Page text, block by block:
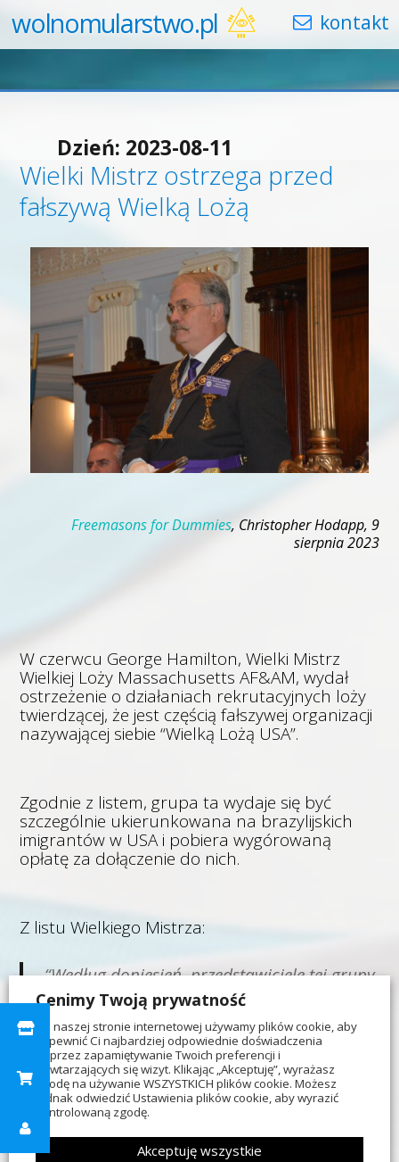
wolnomularstwo.pl
Dzień: 2023-08-11
Wielki Mistrz ostrzega przed
fałszywą Wielką Lożą
Freemasons for Dummies, Christopher Hodapp, 9
sierpnia 2023
W czerwcu George Hamilton, Wielki Mistrz
Wielkiej Loży Massachusetts AF&AM, wydał
ostrzeżenie o działaniach rekrutacyjnych loży
twierdzącej, że jest częścią fałszywej organizacji
nazywającej siebie “Wielką Lożą USA”.
Zgodnie z listem, grupa ta wydaje się być
szczególnie ukierunkowana na brazylijskich
imigrantów w USA i pobiera wygórowaną
opłatę za dołączenie do nich.
Z listu Wielkiego Mistrza:
“Według doniesień, przedstawiciele tej grupy
kontaktują się z lokalnymi członkami
społeczności i organizują spotkania przy
kawie w hotelach lub restauracjach. Ich
oferta obejmuje oficjalnie wyglądający
wniosek wraz z numerem identyfikacyjnym
rekrutującej instytucji do loży, której nie
można zweryfikować.
Cenimy Twoją prywatność
Na naszej stronie internetowej używamy plików cookie, aby
zapewnić Ci najbardziej odpowiednie doświadczenia
poprzez zapamiętywanie Twoich preferencji i
powtarzających się wizyt. Klikając „Akceptuję”, wyrażasz
zgodę na używanie WSZYSTKICH plików cookie. Możesz
jednak odwiedzić Ustawienia plików cookie, aby wyrazić
kontrolowaną zgodę.
Akceptuję wszystkie